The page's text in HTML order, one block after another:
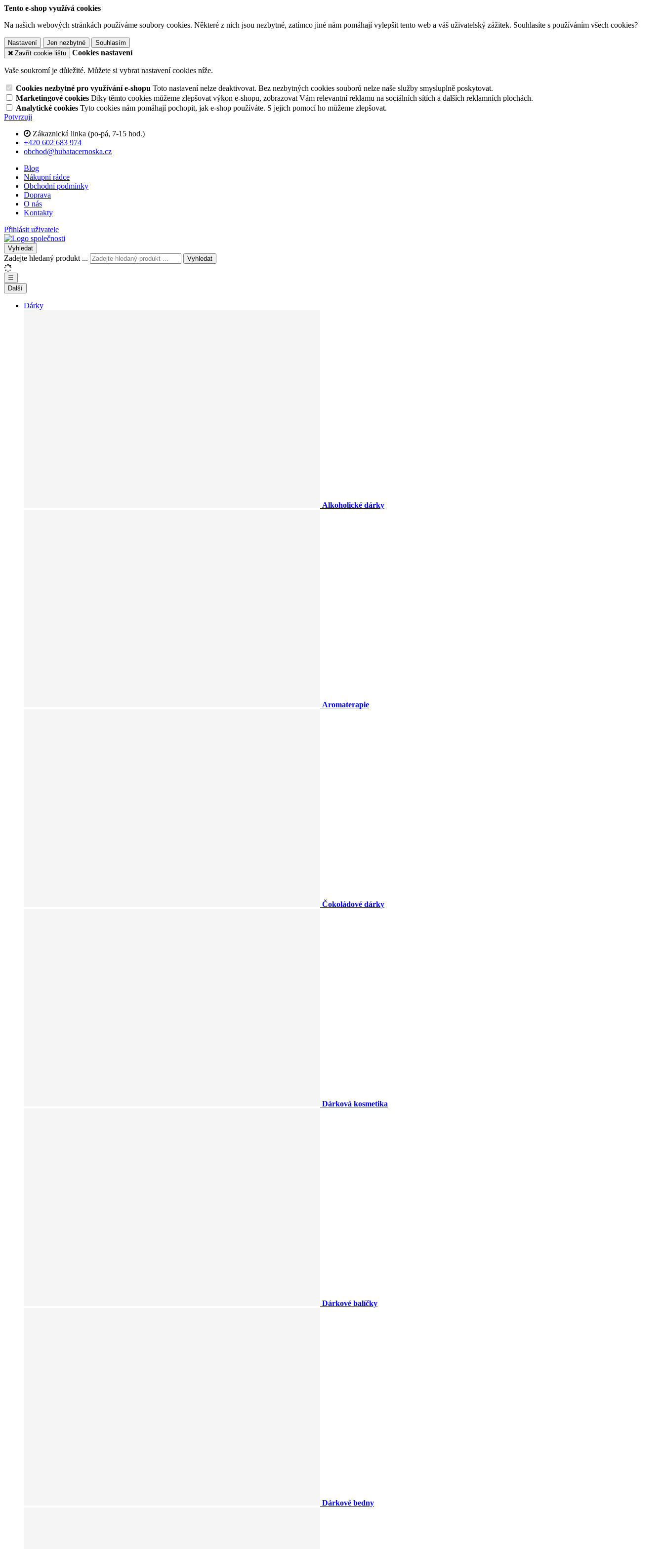
Tento e-shop využívá cookies
Na našich webových stránkách používáme soubory cookies. Některé z nich jsou nezbytné, zatímco jiné nám pomáhají vylepšit tento web a váš uživatelský zážitek. Souhlasíte s používáním všech cookies?
Nastavení Jen nezbytné
Souhlasím
Zavřít cookie lištu
Cookies nastavení
Vaše soukromí je důležité. Můžete si vybrat nastavení cookies níže.
Cookies nezbytné pro využívání e-shopu Toto nastavení nelze deaktivovat. Bez nezbytných cookies souborů nelze naše služby smysluplně poskytovat.
Marketingové cookies Díky těmto cookies můžeme zlepšovat výkon e-shopu, zobrazovat Vám relevantní reklamu na sociálních sítích a dalších reklamních plochách.
Analytické cookies Tyto cookies nám pomáhají pochopit, jak e-shop používáte. S jejich pomocí ho můžeme zlepšovat.
Potvrzuji
Zákaznická linka (po-pá, 7-15 hod.)
+420 602 683 974
obchod@hubatacernoska.cz
Blog
Nákupní rádce
Obchodní podmínky
Doprava
O nás
Kontakty
Přihlásit uživatele
Vyhledat
Zadejte hledaný produkt ... Vyhledat
☰
Další
Dárky
Alkoholické dárky
Aromaterapie
Čokoládové dárky
Dárková kosmetika
Dárkové balíčky
Dárkové bedny